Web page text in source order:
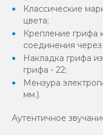
Классические
цвета;
Крепление грифа
соединения через
Накладка грифа
грифа - 22;
Мензура
мм.).
Аутентичное